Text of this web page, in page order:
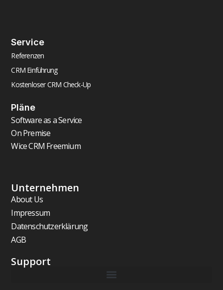
Service
Referenzen
CRM Einführung
Kostenloser CRM Check-Up
Pläne
Software as a Service
On Premise
Wice CRM Freemium
Unternehmen
About Us
Impressum
Datenschutzerklärung
AGB
Support